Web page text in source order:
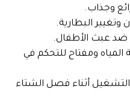
وجذاب.
البطارية.
ضد عبث الأطفال.
ومفتاح للتحكم في
أثناء فصل الشتاء